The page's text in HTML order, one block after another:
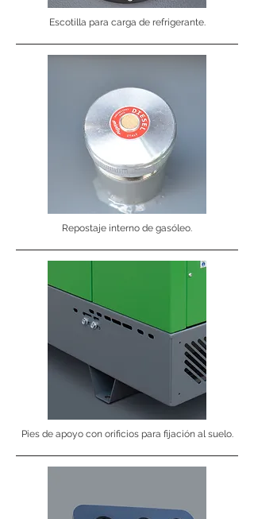
Escotilla para carga de refrigerante.
Repostaje interno de gasóleo.
Pies de apoyo con orificios para fijación al suelo.